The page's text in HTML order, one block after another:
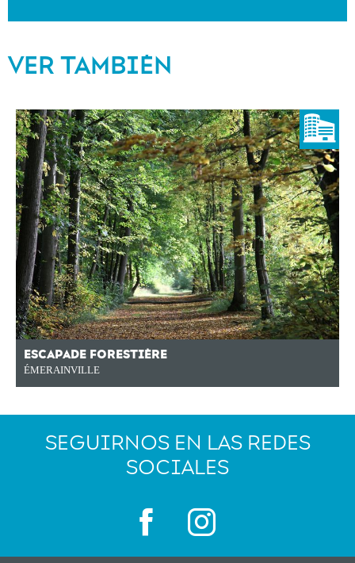
VER TAMBIÉN
ESCAPADE FORESTIÈRE
ÉMERAINVILLE
SEGUIRNOS EN LAS REDES
SOCIALES